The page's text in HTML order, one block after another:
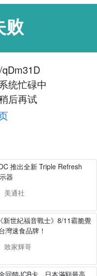
败
统忙碌中
后再试
推出全新 Triple Refresh
器
美通社
新世紀福音戰士》8/11霸脆覺
灣速食品牌！
敗家輝哥
回饋JCB卡，日本滿額最高